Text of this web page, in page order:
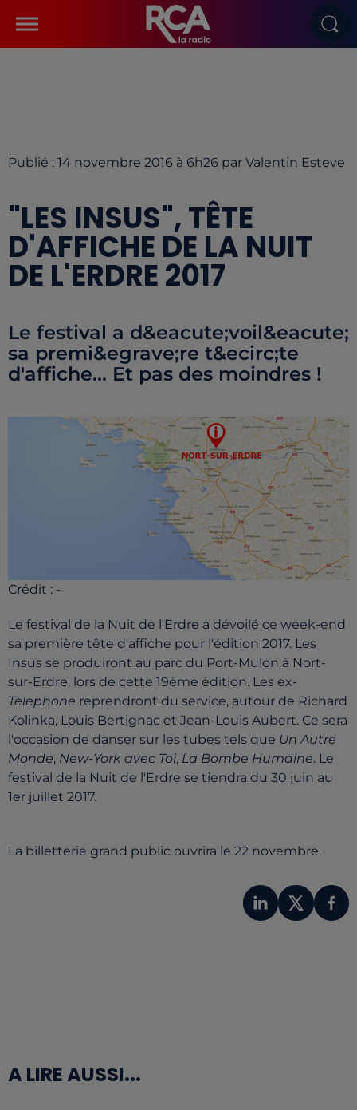
Publié : 14 novembre 2016 à 6h26 par Valentin Esteve
"LES INSUS", TÊTE
D'AFFICHE DE LA NUIT
DE L'ERDRE 2017
Le festival a d&eacute;voil&eacute;
sa premi&egrave;re t&ecirc;te
d'affiche... Et pas des moindres !
Crédit : -
Le festival de la Nuit de l'Erdre a dévoilé ce week-end
sa première tête d'affiche pour l'édition 2017. Les
Insus se produiront au parc du Port-Mulon à Nort-
sur-Erdre, lors de cette 19ème édition. Les ex-
Telephone reprendront du service, autour de Richard
Kolinka, Louis Bertignac et Jean-Louis Aubert. Ce sera
l'occasion de danser sur les tubes tels que Un Autre
Monde, New-York avec Toi, La Bombe Humaine. Le
festival de la Nuit de l'Erdre se tiendra du 30 juin au
1er juillet 2017.
La billetterie grand public ouvrira le 22 novembre.
A LIRE AUSSI...